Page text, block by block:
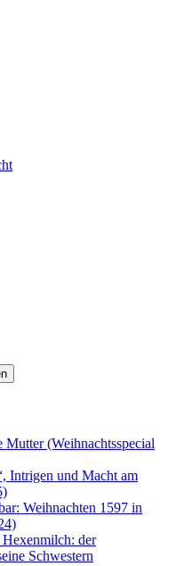
(Weihnachtsspecial
Intrigen und Macht am
Weihnachten 1597 in
der
Schwestern